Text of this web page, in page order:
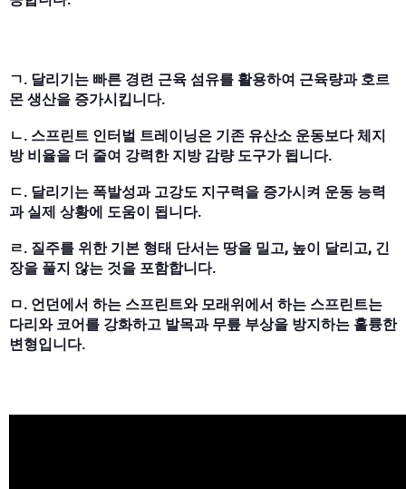
ㄱ. 달리기는 빠른 경련 근육 섬유를 활용하여 근육량과 호르
몬 생산을 증가시킵니다.
ㄴ. 스프린트 인터벌 트레이닝은 기존 유산소 운동보다 체지
방 비율을 더 줄여 강력한 지방 감량 도구가 됩니다.
ㄷ. 달리기는 폭발성과 고강도 지구력을 증가시켜 운동 능력
과 실제 상황에 도움이 됩니다.
ㄹ. 질주를 위한 기본 형태 단서는 땅을 밀고, 높이 달리고, 긴
장을 풀지 않는 것을 포함합니다.
ㅁ. 언던에서 하는 스프린트와 모래위에서 하는 스프린트는
다리와 코어를 강화하고 발목과 무릎 부상을 방지하는 훌륭한
변형입니다.